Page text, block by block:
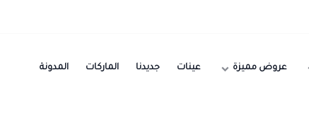
عروض مميزة عينات جديدنا الماركات المدونة